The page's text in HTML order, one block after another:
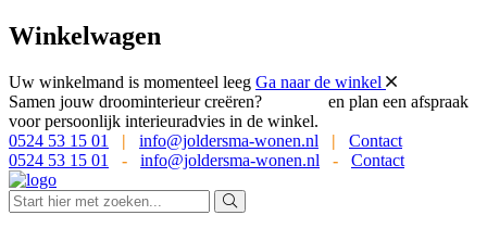
Winkelwagen
Uw winkelmand is momenteel leeg Ga naar de winkel
Samen jouw droominterieur creëren?
en plan een afspraak
voor persoonlijk interieuradvies in de winkel.
0524 53 15 01
| info@joldersma-wonen.nl |
Contact
0524 53 15 01
- info@joldersma-wonen.nl - Contact